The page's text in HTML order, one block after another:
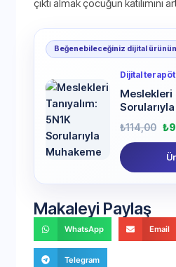
çıktı almak çocuğun katılımını
Beğenebileceğiniz dijital
Dijital
Meslekleri
₺114,00 ₺
Makaleyi Paylaş
WhatsApp Email
Telegram